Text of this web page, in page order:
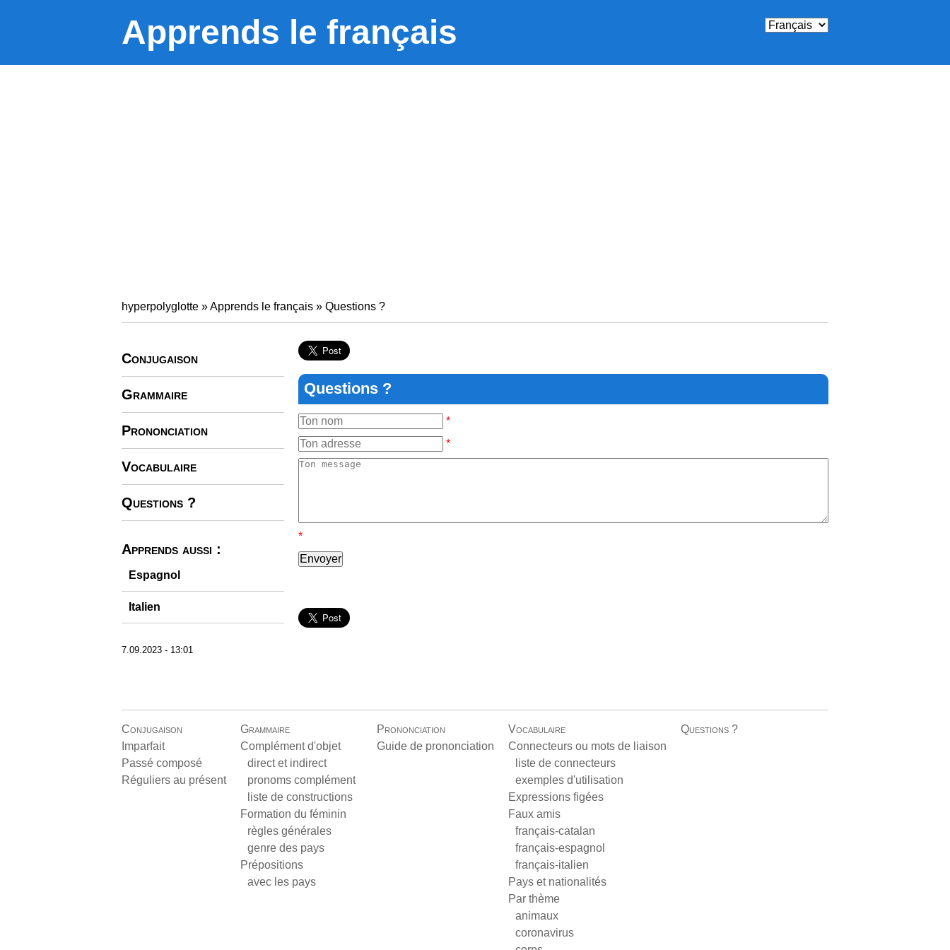
Apprends le français
hyperpolyglotte »Apprends le français » Questions ?
Conjugaison
Grammaire
Prononciation
Vocabulaire
Questions ?
Apprends aussi :
Espagnol
Italien
7.09.2023 - 13:01
Questions ?
*
*
*
Envoyer
Conjugaison
Imparfait
Passé composé
Réguliers au présent
Grammaire
Complément d'objet
direct et indirect
pronoms complément
liste de constructions
Formation du féminin
règles générales
genre des pays
Prépositions
avec les pays
Prononciation
Guide de prononciation
Vocabulaire
Connecteurs ou mots de liaison
liste de connecteurs
exemples d'utilisation
Expressions figées
Faux amis
français-catalan
français-espagnol
français-italien
Pays et nationalités
Par thème
animaux
coronavirus
Questions ?